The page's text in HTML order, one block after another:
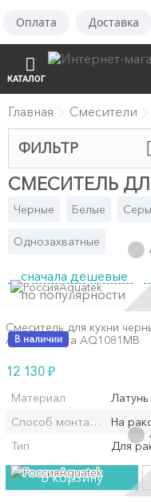
Оплата Доставка
КАТАЛОГ
Главная Смесители
ФИЛЬТР
СМЕСИТЕЛЬ
Черные Белые
Однозахватные
сначала дешевые
по популярности
Aquatek
В наличии
Смеситель для кухни
Aquatek Вега AQ1081MB
12 130 ₽
Материал
Латунь
Способ монтажа/ На
Тип
Для
В корзину
Aquatek